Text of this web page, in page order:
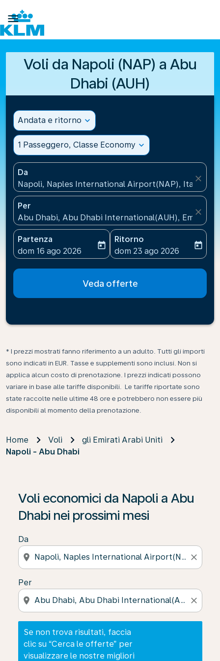

Voli da Napoli (NAP) a Abu
Dhabi (AUH)
Andata e ritorno expand_more
1 Passeggero, Classe Economy expand_more
Da
Napoli, Naples International Airport(NAP), Italia
close
Per
Abu Dhabi, Abu Dhabi International(AUH), Emirati
close
Partenza
fc-booking-departure-date-aria-label
dom 16 ago 2026
today
Ritorno
fc-booking-return-date-
dom 23 ago 2026
today
Veda offerte
* I prezzi mostrati fanno riferimento a un adulto. Tutti gli importi
sono indicati in EUR. Tasse e supplementi sono inclusi. Non si
applica alcun costo di prenotazione. I prezzi indicati possono
variare in base alle tariffe disponibili. Le tariffe riportate sono
state raccolte nelle ultime 48 ore e potrebbero non essere più
disponibili al momento della prenotazione.
Home Voli
gli Emirati Arabi Uniti
Napoli - Abu Dhabi
Voli economici da Napoli a Abu
Dhabi nei prossimi mesi
Da
location_on close
Per
location_on close
Se non trova risultati, faccia
clic su “Cerca le offerte” per
visualizzare le nostre migliori
Se non trova risultati, faccia clic su “Cerca le offerte”